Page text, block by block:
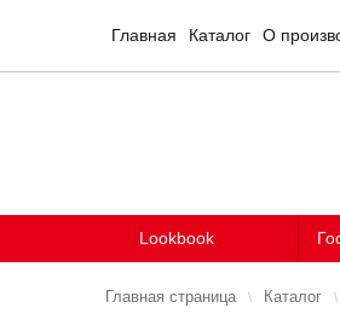
Главная Каталог О
Lookbook
Главная страница Каталог